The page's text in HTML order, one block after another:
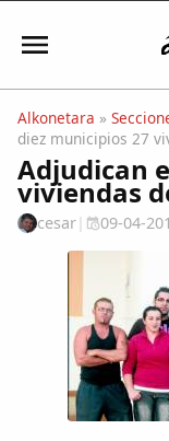
Iniciar
Mi Cuenta
El Tiempo
Actualidad
Alkonetara »
diez municipios 27
Adjudican
viviendas
cesar| 09-04-